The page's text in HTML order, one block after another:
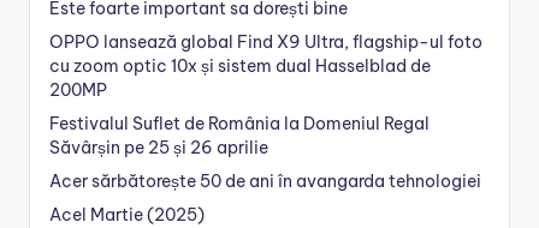
Este foarte important sa dorești bine
OPPO lansează global Find X9 Ultra, flagship-ul foto
cu zoom optic 10x și sistem dual Hasselblad de
200MP
Festivalul Suflet de România la Domeniul Regal
Săvârșin pe 25 și 26 aprilie
Acer sărbătorește 50 de ani în avangarda tehnologiei
Acel Martie (2025)